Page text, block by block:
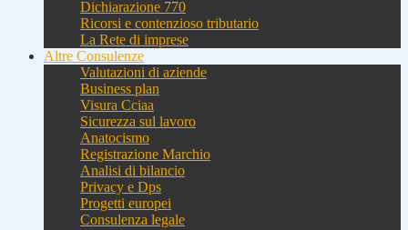
Dichiarazione 770
Ricorsi e contenzioso tributario
La Rete di imprese
Altre Consulenze
Valutazioni di aziende
Business plan
Visura Cciaa
Sicurezza sul lavoro
Anatocismo
Registrazione Marchio
Analisi di bilancio
Privacy e Dps
Progetti europei
Consulenza legale